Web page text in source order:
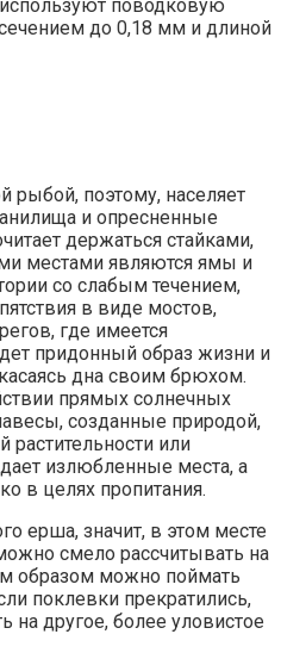
поводковую
до 0,18 мм и длиной
рыбой, поэтому, населяет
и опресненные
держаться стайками,
местами являются ямы и
со слабым течением,
в виде мостов,
где имеется
придонный образ жизни и
дна своим брюхом.
прямых солнечных
созданные природой,
или
излюбленные места, а
в целях пропитания.
ерша, значит, в этом месте
смело рассчитывать на
образом можно поймать
поклевки прекратились,
на другое, более уловистое